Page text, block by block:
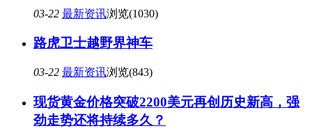
03-22 最新资讯浏览(1030)
路虎卫士越野界神车
03-22 最新资讯浏览(843)
现货黄金价格突破2200美元再创历史新高，强
劲走势还将持续多久？